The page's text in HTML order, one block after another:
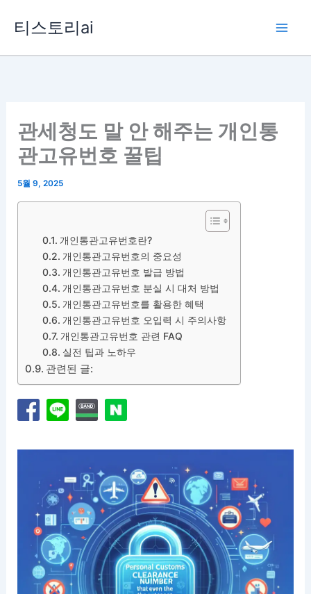
티스토리ai
관세청도 말 안 해주는 개인통
관고유번호 꿀팁
5월 9, 2025
개인통관고유번호란?
개인통관고유번호의 중요성
개인통관고유번호 발급 방법
개인통관고유번호 분실 시 대처 방법
개인통관고유번호를 활용한 혜택
개인통관고유번호 오입력 시 주의사항
개인통관고유번호 관련 FAQ
실전 팁과 노하우
관련된 글: